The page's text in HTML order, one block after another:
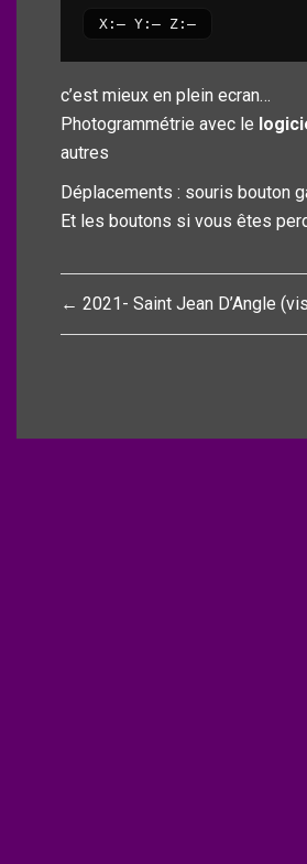
c’est mieux en plein ecran…
Photogrammétrie avec le
autres
Déplacements : souris bouton
Et les boutons si vous êtes
Navigation
de
← 2021- Saint Jean D’Angle